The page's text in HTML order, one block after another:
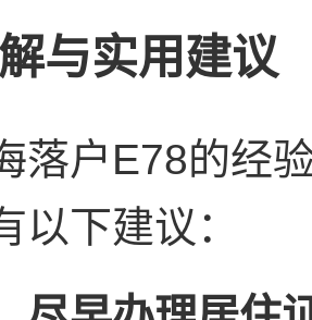
与实用建议
落户E78的经
以下建议：